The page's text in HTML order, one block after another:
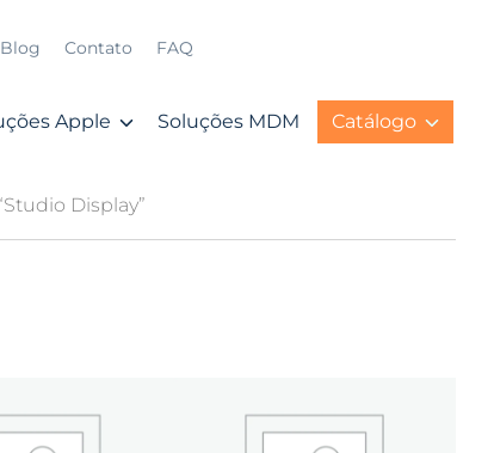
Blog Contato FAQ
Apple Soluções MDM Catálogo
Display”